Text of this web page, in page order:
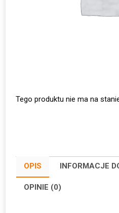
Tego produktu nie ma na
OPIS INFORMACJE
OPINIE (0)